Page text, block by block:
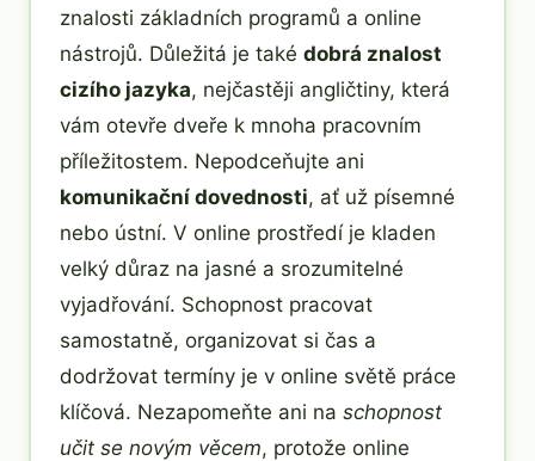
znalosti základních programů a online
nástrojů. Důležitá je také dobrá znalost
cizího jazyka, nejčastěji angličtiny, která
vám otevře dveře k mnoha pracovním
příležitostem. Nepodceňujte ani
komunikační dovednosti, ať už písemné
nebo ústní. V online prostředí je kladen
velký důraz na jasné a srozumitelné
vyjadřování. Schopnost pracovat
samostatně, organizovat si čas a
dodržovat termíny je v online světě práce
klíčová. Nezapomeňte ani na schopnost
učit se novým věcem, protože online